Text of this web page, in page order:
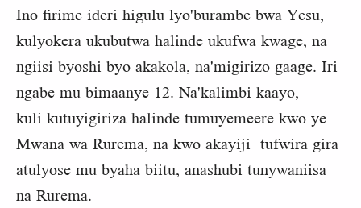
Ino firime ideri higulu lyo'burambe bwa Yesu,
kulyokera ukubutwa halinde ukufwa kwage, na
ngiisi byoshi byo akakola, na'migirizo gaage. Iri
ngabe mu bimaanye 12. Na'kalimbi kaayo,
kuli kutuyigiriza halinde tumuyemeere kwo ye
Mwana wa Rurema, na kwo akayiji tufwira gira
atulyose mu byaha biitu, anashubi tunywaniisa
na Rurema.